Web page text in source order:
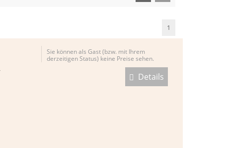
1
Sie können als Gast (bzw. mit Ihrem
derzeitigen Status) keine Preise sehen.
Details